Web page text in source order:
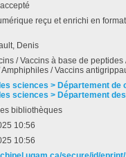
reçu et enrichi en
Denis
/ Vaccins à base de
Amphiphiles / Vaccins
sciences > Département de
sciences > Département
bibliothèques
10:56
10:56